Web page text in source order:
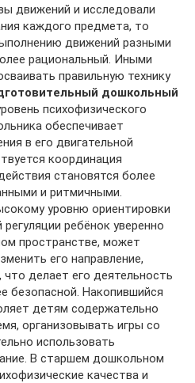
движений и исследовали
каждого предмета, то
движений разными
рациональный. Иными
правильную технику
дошкольный
психофизического
обеспечивает
в его двигательной
координация
становятся более
и ритмичными.
уровню ориентировки
ребёнок уверенно
пространстве, может
его направление,
делает его деятельность
безопасной. Накопившийся
детям содержательно
организовывать игры со
использовать
В старшем дошкольном
качества и